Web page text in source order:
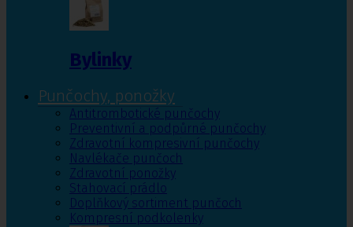
Bylinky
Punčochy, ponožky
Antitrombotické punčochy
Preventivní a podpůrné punčochy
Zdravotní kompresivní punčochy
Navlékače punčoch
Zdravotní ponožky
Stahovací prádlo
Doplňkový sortiment punčoch
Kompresní podkolenky